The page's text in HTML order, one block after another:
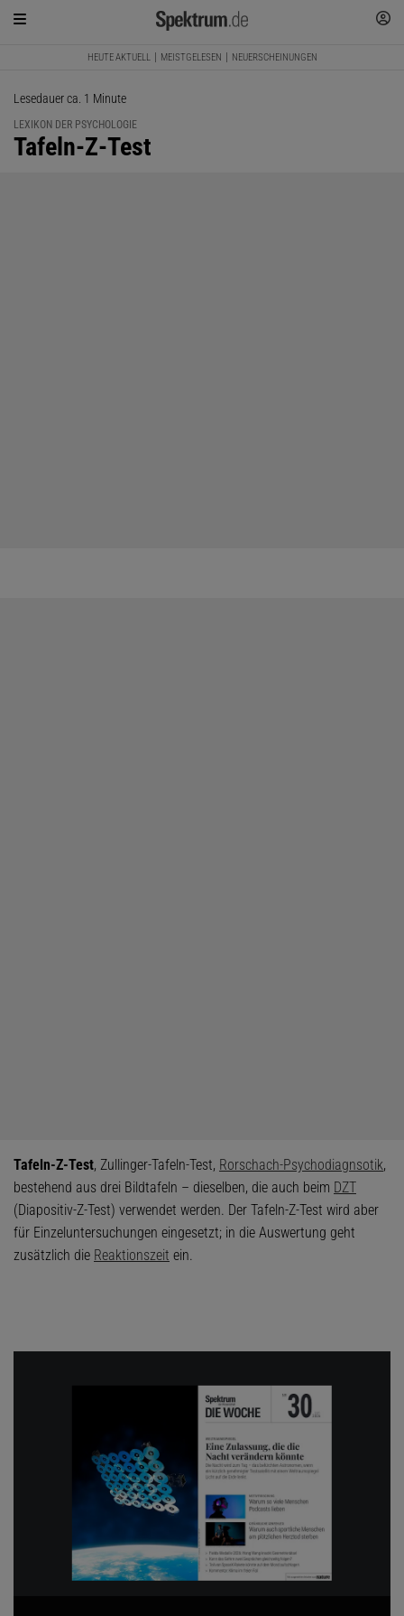
HEUTE AKTUELL MEISTGELESEN NEUERSCHEINUNGEN
Lesedauer ca. 1 Minute
LEXIKON DER PSYCHOLOGIE
:
Tafeln-Z-Test
Tafeln-Z-Test, Zullinger-Tafeln-Test, Rorschach-Psychodiagnsotik,
bestehend aus drei Bildtafeln – dieselben, die auch beim DZT
(Diapositiv-Z-Test) verwendet werden. Der Tafeln-Z-Test wird aber
für Einzeluntersuchungen eingesetzt; in die Auswertung geht
zusätzlich die Reaktionszeit ein.